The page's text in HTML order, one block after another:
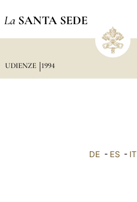
La SANTA SEDE
UDIENZE 1994
DE - ES - IT